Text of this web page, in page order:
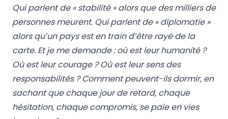
Qui parlent de « stabilité » alors que des milliers de
personnes meurent. Qui parlent de « diplomatie »
alors qu’un pays est en train d’être rayé de la
carte. Et je me demande : où est leur humanité ?
Où est leur courage ? Où est leur sens des
responsabilités ? Comment peuvent-ils dormir, en
sachant que chaque jour de retard, chaque
hésitation, chaque compromis, se paie en vies